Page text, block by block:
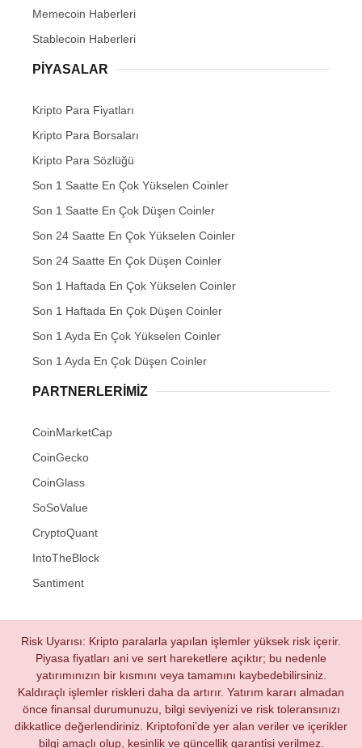
Memecoin Haberleri
Stablecoin Haberleri
PIYASALAR
Kripto Para Fiyatları
Kripto Para Borsaları
Kripto Para Sözlüğü
Son 1 Saatte En Çok Yükselen Coinler
Son 1 Saatte En Çok Düşen Coinler
Son 24 Saatte En Çok Yükselen Coinler
Son 24 Saatte En Çok Düşen Coinler
Son 1 Haftada En Çok Yükselen Coinler
Son 1 Haftada En Çok Düşen Coinler
Son 1 Ayda En Çok Yükselen Coinler
Son 1 Ayda En Çok Düşen Coinler
PARTNERLERIMIZ
CoinMarketCap
CoinGecko
CoinGlass
SoSoValue
CryptoQuant
IntoTheBlock
Santiment
Risk Uyarısı: Kripto paralarla yapılan işlemler yüksek risk içerir.
Piyasa fiyatları ani ve sert hareketlere açıktır; bu nedenle
yatırımınızın bir kısmını veya tamamını kaybedebilirsiniz.
Kaldıraçlı işlemler riskleri daha da artırır. Yatırım kararı almadan
önce finansal durumunuzu, bilgi seviyenizi ve risk toleransınızı
dikkatlice değerlendiriniz. Kriptofoni’de yer alan veriler ve içerikler
bilgi amaçlı olup, kesinlik ve güncellik garantisi verilmez.